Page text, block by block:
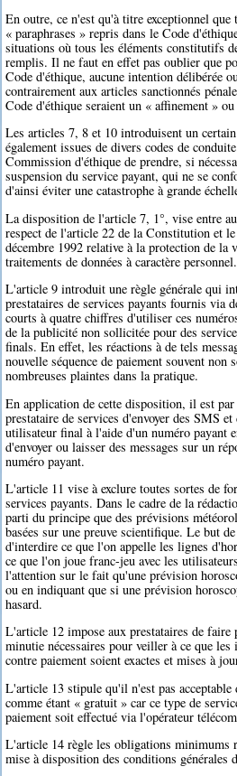
En outre, ce n'est qu'à titre exceptionnel
« paraphrases » repris dans le Code
situations où tous les éléments constitutifs
remplis. Il ne faut en effet pas oublier que
Code d'éthique, aucune intention délibérée
contrairement aux articles sanctionnés
Code d'éthique seraient un « affinement »
Les articles 7, 8 et 10 introduisent un
également issues de divers codes de
Commission d'éthique de prendre, si
suspension du service payant, qui ne se
d'ainsi éviter une catastrophe à grande
La disposition de l'article 7, 1°, vise entre
respect de l'article 22 de la Constitution et
décembre 1992 relative à la protection de la
traitements de données à caractère personnel.
L'article 9 introduit une règle générale qui
prestataires de services payants fournis via
courts à quatre chiffres d'utiliser ces
de la publicité non sollicitée pour des
finals. En effet, les réactions à de tels
nouvelle séquence de paiement souvent non
nombreuses plaintes dans la pratique.
En application de cette disposition, il est
prestataire de services d'envoyer des SMS
utilisateur final à l'aide d'un numéro payant
d'envoyer ou laisser des messages sur un
numéro payant.
L'article 11 vise à exclure toutes sortes de
services payants. Dans le cadre de la
parti du principe que des prévisions
basées sur une preuve scientifique. Le but
d'interdire ce que l'on appelle les lignes
ce que l'on joue franc-jeu avec les
l'attention sur le fait qu'une prévision
ou en indiquant que si une prévision
hasard.
L'article 12 impose aux prestataires de faire
minutie nécessaires pour veiller à ce que
contre paiement soient exactes et mises à
L'article 13 stipule qu'il n'est pas acceptable
comme étant « gratuit » car ce type de
paiement soit effectué via l'opérateur
L'article 14 règle les obligations minimums
mise à disposition des conditions générales